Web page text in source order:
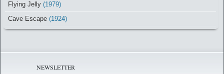
Flying Jelly (1979)
Cave Escape (1924)
NEWSLETTER